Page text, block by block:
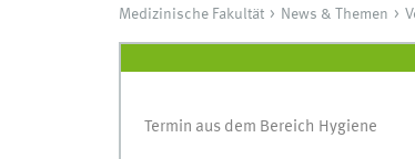
Medizinische Fakultät News & Themen
Termin aus dem Bereich Hygiene